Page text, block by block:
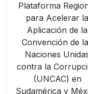
Plataforma
para Acelerar la
Aplicación de la
Convención de
Naciones
contra la
(UNCAC) en
Sudamérica y